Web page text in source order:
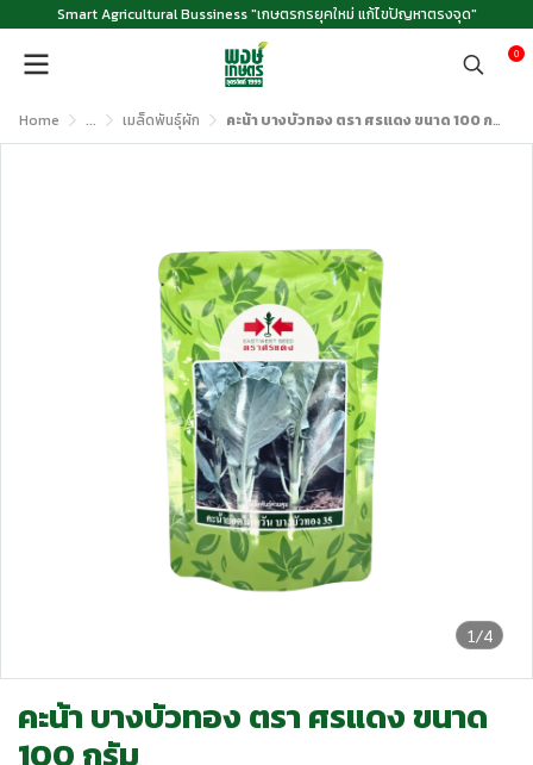
Smart Agricultural Bussiness "เกษตรกรยุคใหม่ แก้ไขปัญหาตรงจุด"
0
Home ... เมล็ดพันธุ์ผัก คะน้า บางบัวทอง ตรา ศรแดง ขนาด 100 กรัม
1/4
คะน้า บางบัวทอง ตรา ศรแดง ขนาด
100 กรัม